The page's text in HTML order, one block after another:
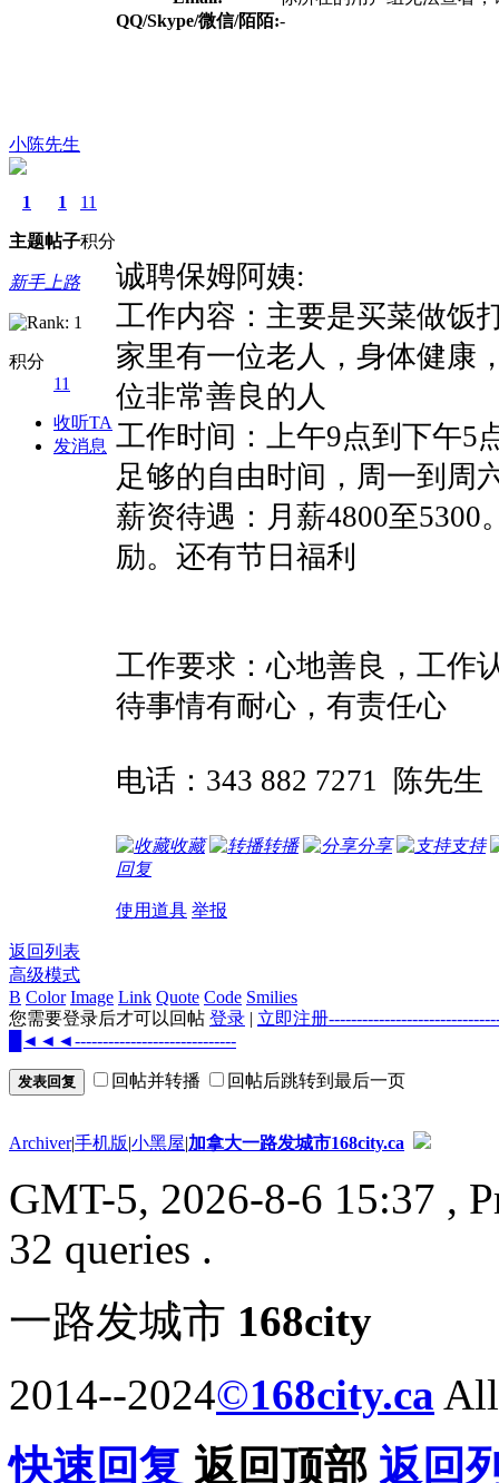
小陈先生
1
主题
1
帖子
11
积分
新手上路
积分
11
收听TA
发消息
QQ/Skype/微信/陌陌:-
诚聘保姆阿姨:
工作内容：主要是买菜做饭
家里有一位老人，身体健康
位非常善良的人
工作时间：上午9点到下午5
足够的自由时间，周一到周
薪资待遇：月薪4800至
励。还有节日福利
工作要求：心地善良，工作
待事情有耐心，有责任心
电话：343 882 7271 陈先生
收藏 转播 分享
支持
回复
使用道具 举报
返回列表
高级模式
B Color Image Link Quote Code Smilies
您需要登录后才可以回帖 登录 | 立即注册
█◄◄◄-----------------------------
发表回复 回帖并转播 回帖后跳转到最后一页
Archiver|手机版|小黑屋|加拿大一路发城市168city.ca
GMT-5, 2026-8-6 15:37 ,
32 queries .
一路发城市 168city
2014--2024©168city.ca All
快速回复 返回顶部 返回